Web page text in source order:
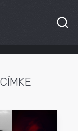
CÍMKE